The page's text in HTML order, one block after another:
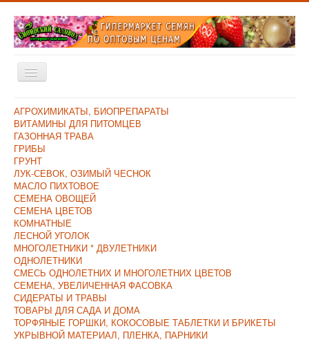
Включить/
выключить
Главная
Каталог
Оплата и Доставка
Контакты
О компании
Прайс/Поступления
Скидки
АГРОХИМИКАТЫ, БИОПРЕПАРАТЫ
ВИТАМИНЫ ДЛЯ ПИТОМЦЕВ
ГАЗОННАЯ ТРАВА
ГРИБЫ
ГРУНТ
ЛУК-СЕВОК, ОЗИМЫЙ ЧЕСНОК
МАСЛО ПИХТОВОЕ
СЕМЕНА ОВОЩЕЙ
СЕМЕНА ЦВЕТОВ
КОМНАТНЫЕ
ЛЕСНОЙ УГОЛОК
МНОГОЛЕТНИКИ * ДВУЛЕТНИКИ
ОДНОЛЕТНИКИ
СМЕСЬ ОДНОЛЕТНИХ И МНОГОЛЕТНИХ ЦВЕТОВ
СЕМЕНА, УВЕЛИЧЕННАЯ ФАСОВКА
СИДЕРАТЫ И ТРАВЫ
ТОВАРЫ ДЛЯ САДА И ДОМА
ТОРФЯНЫЕ ГОРШКИ, КОКОСОВЫЕ ТАБЛЕТКИ И БРИКЕТЫ
УКРЫВНОЙ МАТЕРИАЛ, ПЛЕНКА, ПАРНИКИ